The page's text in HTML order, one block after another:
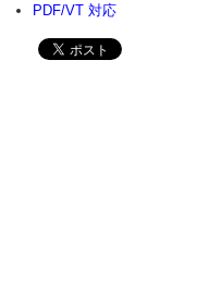
PDF/VT 対応